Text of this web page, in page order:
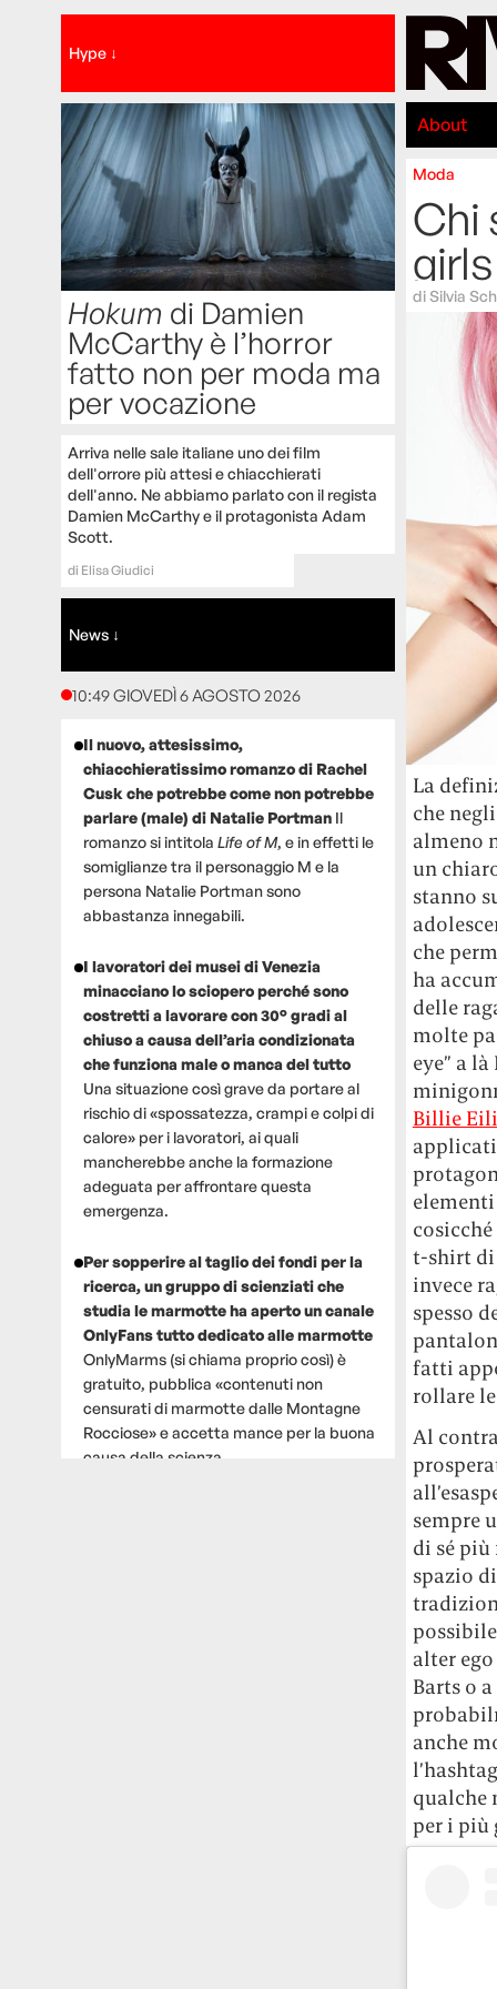
Hype ↓
Hokum di Damien
McCarthy è l’horror
fatto non per moda ma
per vocazione
Arriva nelle sale italiane uno dei film
dell'orrore più attesi e chiacchierati
dell'anno. Ne abbiamo parlato con il regista
Damien McCarthy e il protagonista Adam
Scott.
di Elisa Giudici
News ↓
10:49 GIOVEDÌ 6 AGOSTO 2026
Il nuovo, attesissimo,
chiacchieratissimo romanzo di Rachel
Cusk che potrebbe come non potrebbe
parlare (male) di Natalie Portman Il
romanzo si intitola Life of M, e in effetti le
somiglianze tra il personaggio M e la
persona Natalie Portman sono
abbastanza innegabili.
I lavoratori dei musei di Venezia
minacciano lo sciopero perché sono
costretti a lavorare con 30° gradi al
chiuso a causa dell’aria condizionata
che funziona male o manca del tutto
Una situazione così grave da portare al
rischio di «spossatezza, crampi e colpi di
calore» per i lavoratori, ai quali
mancherebbe anche la formazione
adeguata per affrontare questa
emergenza.
Per sopperire al taglio dei fondi per la
ricerca, un gruppo di scienziati che
studia le marmotte ha aperto un canale
OnlyFans tutto dedicato alle marmotte
OnlyMarms (si chiama proprio così) è
gratuito, pubblica «contenuti non
censurati di marmotte dalle Montagne
Rocciose» e accetta mance per la buona
causa della scienza.
About
Moda
Chi
girls
diSilvia
La
che
almeno
un
stanno
che
ha
delle
molte
eye” a
Billie
t-shirt di
invece
spesso
fatti
rollare
Al
sempre
di sé più
spazio
alter
Barts o
anche
qualche
per i più